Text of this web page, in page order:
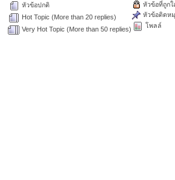
หัวข้อปกติ
Hot Topic (More than 20 replies)
Very Hot Topic (More than 50 replies)
หัวข้อที่ถูก
หัวข้อติดห
โพลล์